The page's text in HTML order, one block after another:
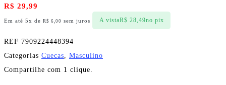
R$ 29,99
Em até 5x de R$ 6,00 sem juros A vistaR$ 28,49no pix
REF 7909224448394
Categorias Cuecas
Masculino
Compartilhe com 1 clique.